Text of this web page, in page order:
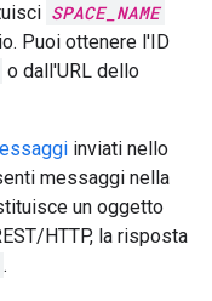
SPACE_NAME
Puoi ottenere l'ID
o dall'URL dello
inviati nello
messaggi nella
un oggetto
HTTP, la risposta
.